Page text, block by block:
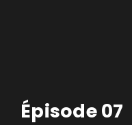
Épisode 07